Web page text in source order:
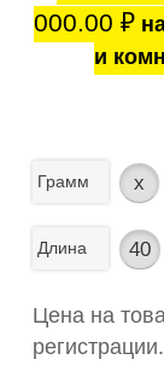
000.00 ₽
и
Грамм x
Длина 40
Цена на
регистрации.